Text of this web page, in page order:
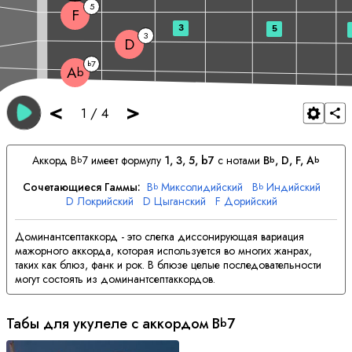
< 1 / 4 >
Ab
b7
D 3
F 5
3 5
АккордBb7 имеет формулу 1, 3, 5, b7с нотами Bb, D, F, Ab
Сочетающиеся Гаммы: Bb Миксолидийский Bb Индийский
D Локрийский D Цыганский F Дорийский
F Мелодический Минор A Лидийский
Доминантсептаккорд - это слегка диссонирующая вариация
мажорного аккорда, которая используется во многих жанрах,
таких как блюз, фанк и рок. В блюзе целые последовательности
могут состоять из доминантсептаккордов.
Табы для укулеле с аккордомBb7